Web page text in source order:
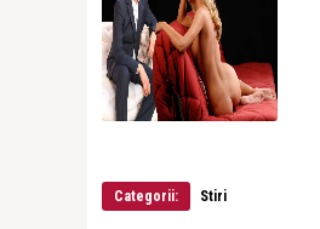
Categorii: Stiri